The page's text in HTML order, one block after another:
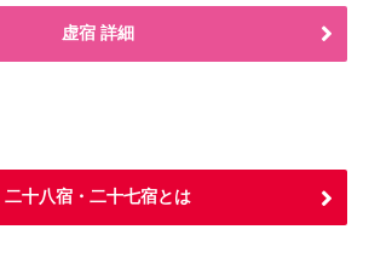
虚宿 詳細
二十八宿・二十七宿とは